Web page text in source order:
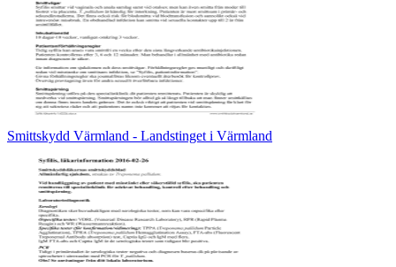
Smittskydd Värmland - Landstinget i Värmland